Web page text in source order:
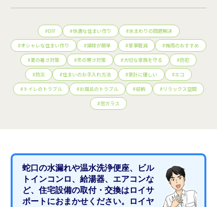
#DIY #快適な住まい作り #水まわりの問題解決
#オシャレな住まい作り #掃除が簡単 #家事軽減 #梅雨のおすすめ
#夏の暑さ対策 #冬の寒さ対策 #大切な家族を守る #防犯
#防災 #住まいのお手入れ方法 #家計に優しい #エコ
# トイレのトラブル #お風呂のトラブル #収納 #リラックス空間
#窓ガラス
蛇口の水漏れや温水洗浄便座、ビル
トインコンロ、給湯器、エアコンな
ど、住宅設備の取付・交換はロイサ
ポートにおまかせください。ロイヤ